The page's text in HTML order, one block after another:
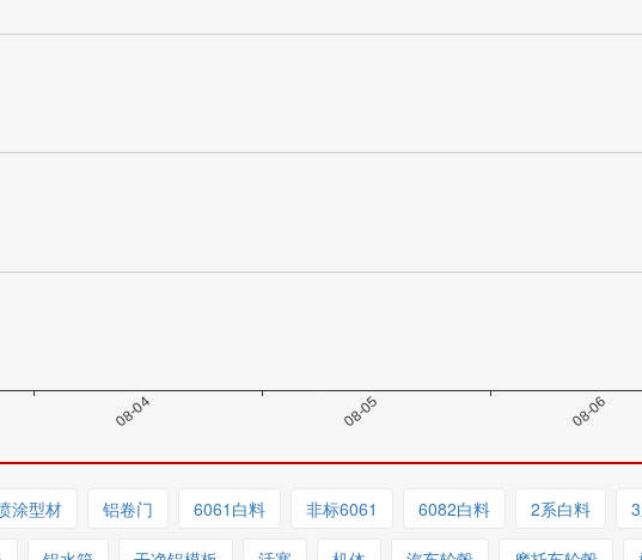
涂型材 铝卷门 6061白料 非标6061 6082白料 2系白料